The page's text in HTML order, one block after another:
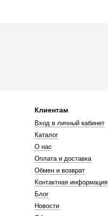
Клиентам
Вход в личный кабинет
Каталог
О нас
Оплата и доставка
Обмен и возврат
Контактная информация
Блог
Новости